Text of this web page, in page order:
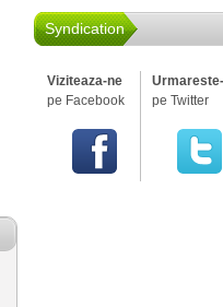
Syndication
Viziteaza-ne
pe Facebook
pe Twitter